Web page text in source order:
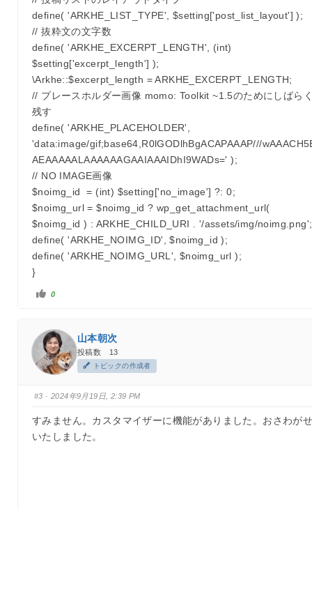
define( 'ARKHE_LIST_TYPE', $setting['post_list_layout'] );
// 抜粋文の文字数
define( 'ARKHE_EXCERPT_LENGTH', (int)
$setting['excerpt_length'] );
\Arkhe::$excerpt_length = ARKHE_EXCERPT_LENGTH;
// プレースホルダー画像 momo: Toolkit ~1.5のためにしばら
残す
define( 'ARKHE_PLACEHOLDER',
'data:image/gif;base64,R0lGODlhBgACAPAAAP///
AEAAAAALAAAAAAGAAIAAAIDhI9WADs=' );
// NO IMAGE画像
$noimg_id = (int) $setting['no_image'] ?: 0;
$noimg_url = $noimg_id ? wp_get_attachment_url(
$noimg_id ) : ARKHE_CHILD_URI . '/assets/img/noimg.png';
define( 'ARKHE_NOIMG_ID', $noimg_id );
define( 'ARKHE_NOIMG_URL', $noimg_url );
}
い
い
ク
リ
ッ
ク
0
山本朝次
投稿数 13
トピックの作成者
#3 · 2024年9月19日, 2:39 PM
すみません。カスタマイザーに機能がありました。おさわが
いたしました。